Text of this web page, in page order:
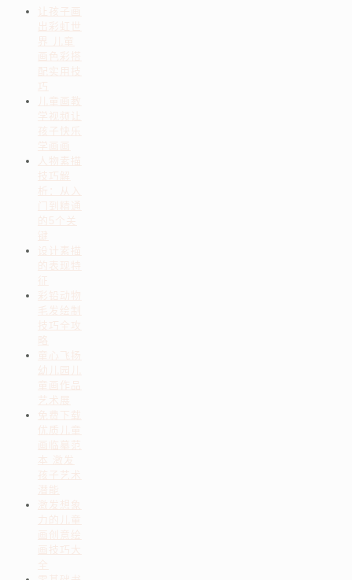
让孩子画
出彩虹世
界 儿童
画色彩搭
配实用技
巧
儿童画教
学视频让
孩子快乐
学画画
人物素描
技巧解
析：从入
门到精通
的5个关
键
设计素描
的表现特
彩铅动物
毛发绘制
技巧全攻
略
童心飞扬
幼儿园儿
童画作品
艺术展
免费下载
优质儿童
画临摹范
本 激发
孩子艺术
潜能
激发想象
力的儿童
画创意绘
画技巧大
全